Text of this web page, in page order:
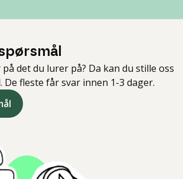
det du lurer på? Da kan du stille oss
De fleste får svar innen 1-3 dager.